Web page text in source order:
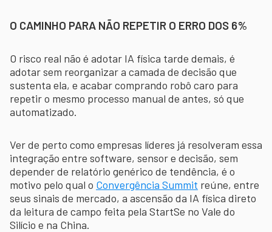
O CAMINHO PARA NÃO REPETIR O ERRO DOS 6%
O risco real não é adotar IA física tarde demais, é
adotar sem reorganizar a camada de decisão que
sustenta ela, e acabar comprando robô caro para
repetir o mesmo processo manual de antes, só que
automatizado.
Ver de perto como empresas líderes já resolveram essa
integração entre software, sensor e decisão, sem
depender de relatório genérico de tendência, é o
motivo pelo qual o Convergência Summit reúne, entre
seus sinais de mercado, a ascensão da IA física direto
da leitura de campo feita pela StartSe no Vale do
Silício e na China.